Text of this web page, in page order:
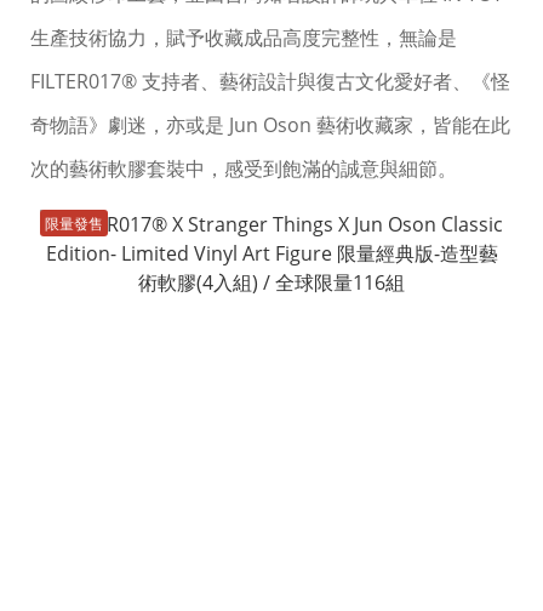
生產技術協力，賦予收藏成品高度完整性，無論是
FILTER017® 支持者、藝術設計與復古文化愛好者、《怪
奇物語》劇迷，亦或是 Jun Oson 藝術收藏家，皆能在此
次的藝術軟膠套裝中，感受到飽滿的誠意與細節。
限量發售